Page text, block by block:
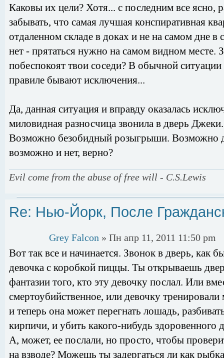
Каковы их цели? Хотя... с последним все ясно,
забывать, что самая лучшая конспиративная
отдаленном складе в доках и не на самом дне
нет - прятаться нужно на самом видном месте.
побеспокоят твои соседи? В обычной
правиле бывают исключения...
Да, данная ситуация и вправду оказалась
миловидная разносчица звонила в дверь
Возможно безобидный розыгрыши. Возможно
возможно и нет, верно?
Evil come from the abuse of free will - C.S.Lewis
Re: Нью-Йорк, После
Grey Falcon » Пн апр 11, 2011 11:50 pm
Вот так все и начинается. Звонок в дверь, как
девочка с коробкой пиццы. Ты открываешь
фантазии того, кто эту девочку послал. Или
смертоубийственное, или девочку
и теперь она может перегнать лошадь,
кирпичи, и убить какого-нибудь здоровенного
А, может, ее послали, но просто, чтобы
на взводе? Можешь ты задергаться ли как